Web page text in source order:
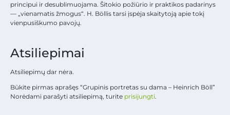
principui ir desublimuojama. Šitokio požiūrio ir praktikos padarinys
— „vienamatis žmogus“. H. Böllis tarsi įspėja skaitytoją apie tokį
vienpusiškumo pavojų.
Atsiliepimai
Atsiliepimų dar nėra.
Būkite pirmas aprašęs “Grupinis portretas su dama – Heinrich Böll”
Norėdami parašyti atsiliepimą, turite prisijungti.